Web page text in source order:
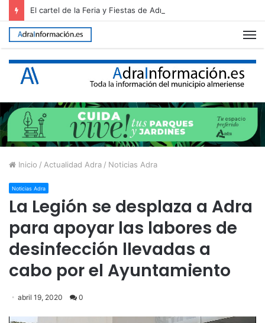
Inicio / Actualidad Adra / Noticias Adra
Noticias Adra
La Legión se desplaza a Adra
para apoyar las labores de
desinfección llevadas a
cabo por el Ayuntamiento
abril 19, 2020 0